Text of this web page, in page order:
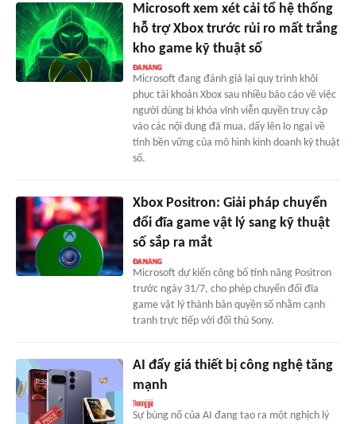
Microsoft xem xét cải tổ hệ thống
hỗ trợ Xbox trước rủi ro mất trắng
kho game kỹ thuật số
Microsoft đang đánh giá lại quy trình khôi
phục tài khoản Xbox sau nhiều báo cáo về việc
người dùng bị khóa vĩnh viễn quyền truy cập
vào các nội dung đã mua, dấy lên lo ngại về
tính bền vững của mô hình kinh doanh kỹ thuật
số.
Xbox Positron: Giải pháp chuyển
đổi đĩa game vật lý sang kỹ thuật
số sắp ra mắt
Microsoft dự kiến công bố tính năng Positron
trước ngày 31/7, cho phép chuyển đổi đĩa
game vật lý thành bản quyền số nhằm cạnh
tranh trực tiếp với đối thủ Sony.
AI đẩy giá thiết bị công nghệ tăng
mạnh
Sự bùng nổ của AI đang tạo ra một nghịch lý